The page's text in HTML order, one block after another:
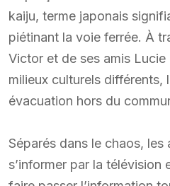
kaiju, terme japonais
piétinant la voie ferrée. À
Victor et de ses amis Lucie
milieux culturels différents,
évacuation hors du
Séparés dans le chaos,
s’informer par la télévision